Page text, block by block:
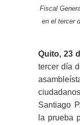
Fiscal
en el tercer
Quito, 23
tercer día
Santiago
la prueba